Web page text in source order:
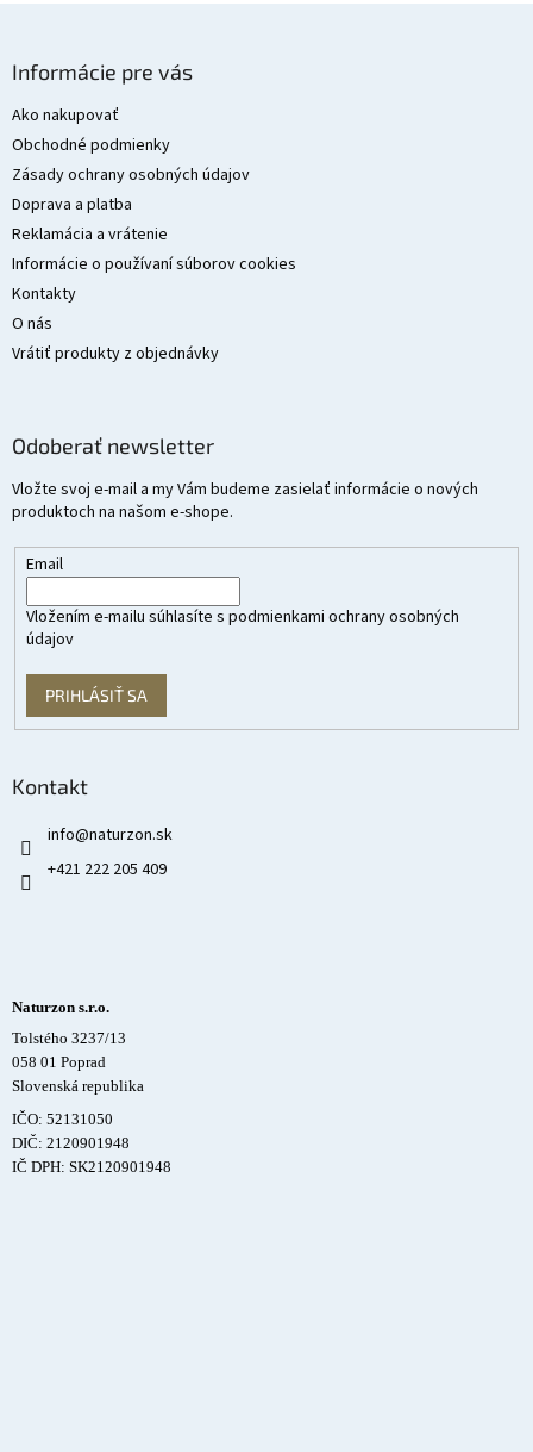
Informácie pre vás
Ako nakupovať
Obchodné podmienky
Zásady ochrany osobných údajov
Doprava a platba
Reklamácia a vrátenie
Informácie o používaní súborov cookies
Kontakty
O nás
Vrátiť produkty z objednávky
Odoberať newsletter
Vložte svoj e-mail a my Vám budeme zasielať informácie o nových
produktoch na našom e-shope.
Email
Vložením e-mailu súhlasíte s podmienkami ochrany osobných
údajov
PRIHLÁSIŤ SA
Kontakt
info@naturzon.sk
+421 222 205 409
Naturzon s.r.o.
Tolstého 3237/13
058 01 Poprad
Slovenská republika
IČO: 52131050
DIČ: 2120901948
IČ DPH: SK2120901948